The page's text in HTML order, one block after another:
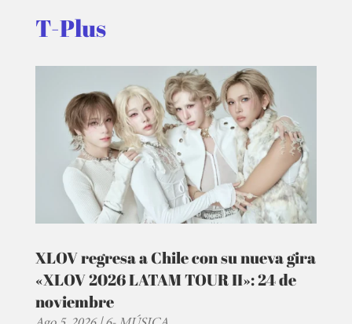
T-Plus
XLOV regresa a Chile con su nueva gira
«XLOV 2026 LATAM TOUR II»: 24 de
noviembre